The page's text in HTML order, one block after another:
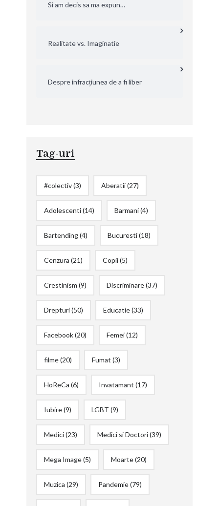
Si am decis sa ma expun…
Realitate vs. Imaginatie
Despre infracțiunea de a fi liber
Tag-uri
#colectiv(3) Aberatii(27)
Adolescenti(14) Barmani(4)
Bartending(4) Bucuresti(18)
Cenzura (21) Copii(5)
Crestinism (9) Discriminare(37)
Drepturi(50) Educatie(33)
Facebook(20) Femei(12)
filme(20) Fumat (3)
HoReCa (6) Invatamant (17)
Iubire(9) LGBT (9)
Medici(23) Medici si Doctori(39)
Mega Image(5) Moarte(20)
Muzica (29) Pandemie(79)